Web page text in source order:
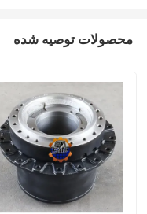
محصولات توصیه شده